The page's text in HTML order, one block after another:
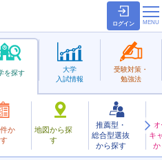
ログイン
を探す
か
地図から探
す
推薦型・
総合型選抜
から探す
キ
か
大学
入試情報
受験対策・
勉強法
お気に入り